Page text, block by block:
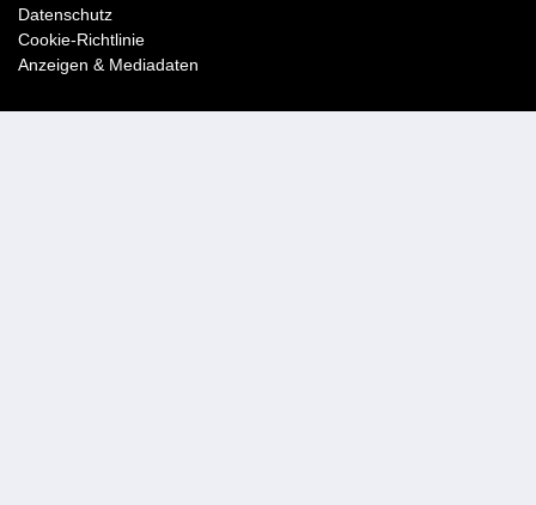
Datenschutz
Cookie-Richtlinie
Anzeigen & Mediadaten